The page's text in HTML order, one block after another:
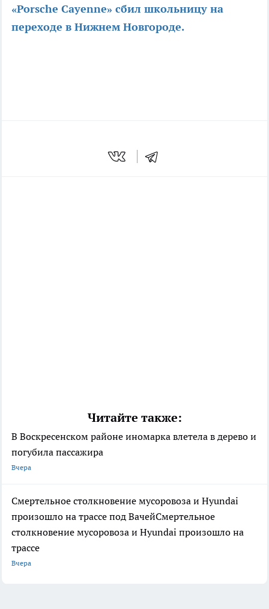
«Porsche Cayenne» сбил школьницу на
переходе в Нижнем Новгороде.
Читайте также:
В Воскресенском районе иномарка влетела в дерево и
погубила пассажира
Вчера
Смертельное столкновение мусоровоза и Hyundai
произошло на трассе под ВачейСмертельное
столкновение мусоровоза и Hyundai произошло на
трассе
Вчера